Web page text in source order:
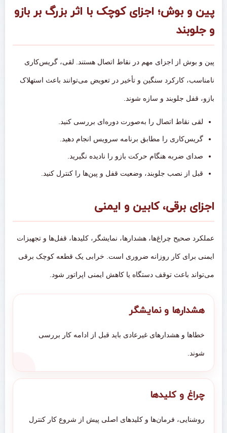
پین و بوش؛ اجزای کوچک با اثر بزرگ بر بازو
و جلوبند
پین و بوش از اجزای مهم در نقاط اتصال هستند. لقی، گریس‌کاری
نامناسب، کارکرد سنگین و تأخیر در تعویض می‌توانند باعث استهلاک
بازو، قفل جلوبند و سازه شوند.
لقی نقاط اتصال را به‌صورت دوره‌ای بررسی کنید.
گریس‌کاری را مطابق برنامه سرویس انجام دهید.
صدای ضربه هنگام حرکت بازو را نادیده نگیرید.
قبل از نصب جلوبند، وضعیت قفل و پین‌ها را کنترل کنید.
اجزای برقی، کابین و ایمنی
عملکرد صحیح چراغ‌ها، هشدارها، نمایشگر، کلیدها، قفل‌ها و تجهیزات
ایمنی برای کار روزانه ضروری است. خرابی یک قطعه کوچک برقی
می‌تواند باعث توقف دستگاه یا کاهش ایمنی اپراتور شود.
هشدارها و نمایشگر
خطاها و هشدارهای غیرعادی باید قبل از ادامه کار بررسی
شوند.
چراغ و کلیدها
روشنایی، فرمان‌ها و کلیدهای اصلی پیش از شروع کار کنترل